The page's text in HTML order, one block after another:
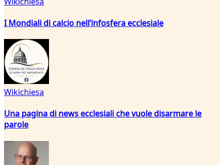
I Mondiali di calcio nell’infosfera ecclesiale
Wikichiesa
Una pagina di news ecclesiali che vuole disarmare le
parole